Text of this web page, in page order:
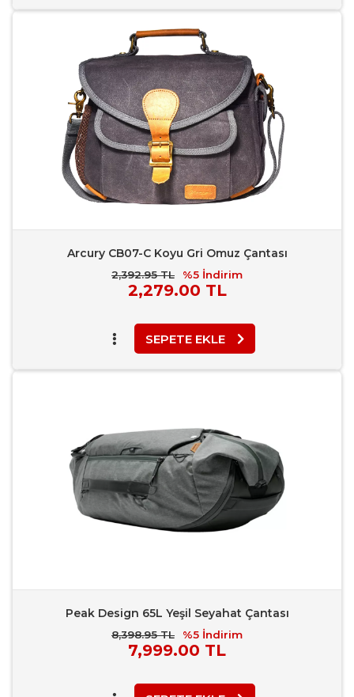
Arcury CB07-C Koyu Gri Omuz Çantası
Piyasa
Fiyatı
2,279.00 TL
%5 İndirim
2,392.95 TL
SEPETE EKLE
Karşılaştır
Rapor Bildir
Peak Design 65L Yeşil Seyahat Çantası
Piyasa
Fiyatı
7,999.00 TL
%5 İndirim
8,398.95 TL
Karşılaştır
Rapor Bildir